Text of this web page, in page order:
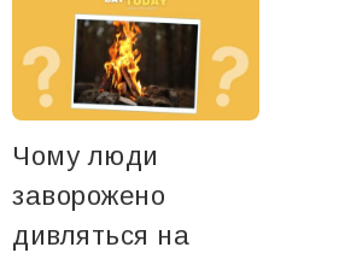
Чому люди
заворожено
дивляться на